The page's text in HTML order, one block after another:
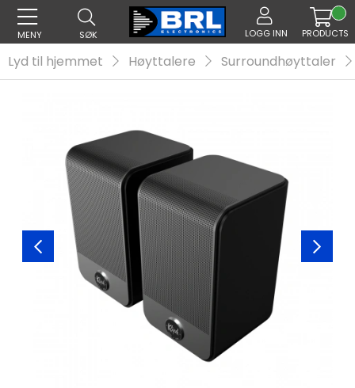
MENY SØK LOGG INN PRODUCTS
Lyd til hjemmet Høyttalere Surroundhøyttaler